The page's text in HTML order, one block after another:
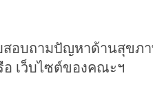
สอบถามปัญหาด้านสุขภ
เว็บไซต์ของคณะฯ